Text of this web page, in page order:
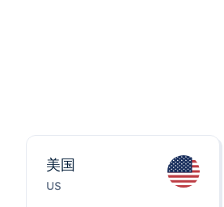
美国
US